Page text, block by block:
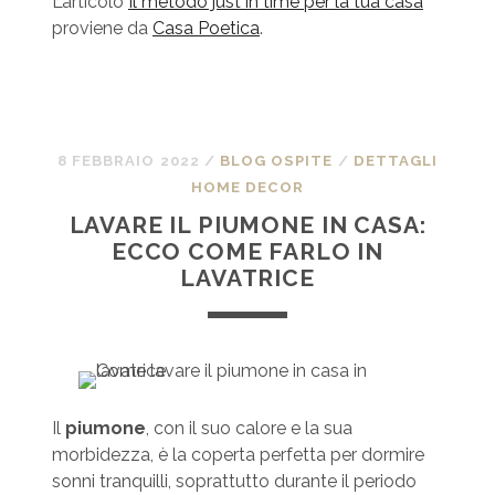
proviene da Casa Poetica.
8 FEBBRAIO 2022 / BLOG OSPITE / DETTAGLI
HOME DECOR
LAVARE IL PIUMONE IN CASA:
ECCO COME FARLO IN
LAVATRICE
Il piumone, con il suo calore e la sua
morbidezza, è la coperta perfetta per dormire
sonni tranquilli, soprattutto durante il periodo